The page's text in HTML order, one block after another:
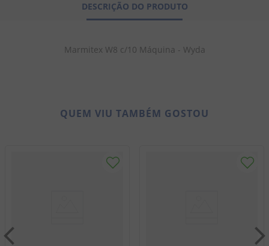
DESCRIÇÃO DO PRODUTO
Marmitex W8 c/10 Máquina - Wyda
QUEM VIU TAMBÉM GOSTOU